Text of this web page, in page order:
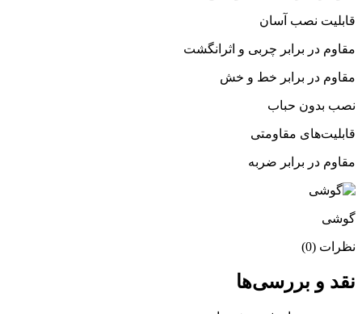
قابلیت نصب آسان
مقاوم در برابر چربی و اثرانگشت
مقاوم در برابر خط و خش
نصب بدون حباب
قابلیت‌های مقاومتی
مقاوم در برابر ضربه
گوشی
نظرات (0)
نقد و بررسی‌ها